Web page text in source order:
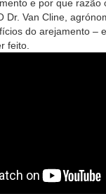
e por que razão
Dr. Van Cline,
do arejamento –
feito.